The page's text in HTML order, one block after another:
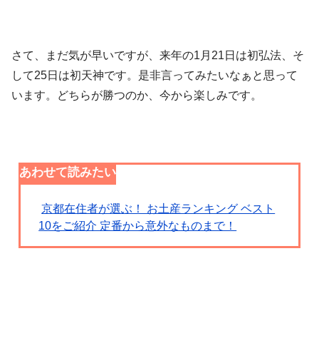
さて、まだ気が早いですが、来年の1月21日は初弘法、そ
して25日は初天神です。是非言ってみたいなぁと思って
います。どちらが勝つのか、今から楽しみです。
あわせて読みたい
京都在住者が選ぶ！ お土産ランキング ベスト
10をご紹介 定番から意外なものまで！